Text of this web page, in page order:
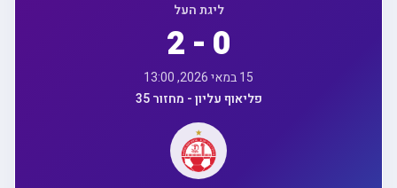
ליגת העל
2 - 0
15 במאי 2026, 13:00
פליאוף עליון - מחזור 35